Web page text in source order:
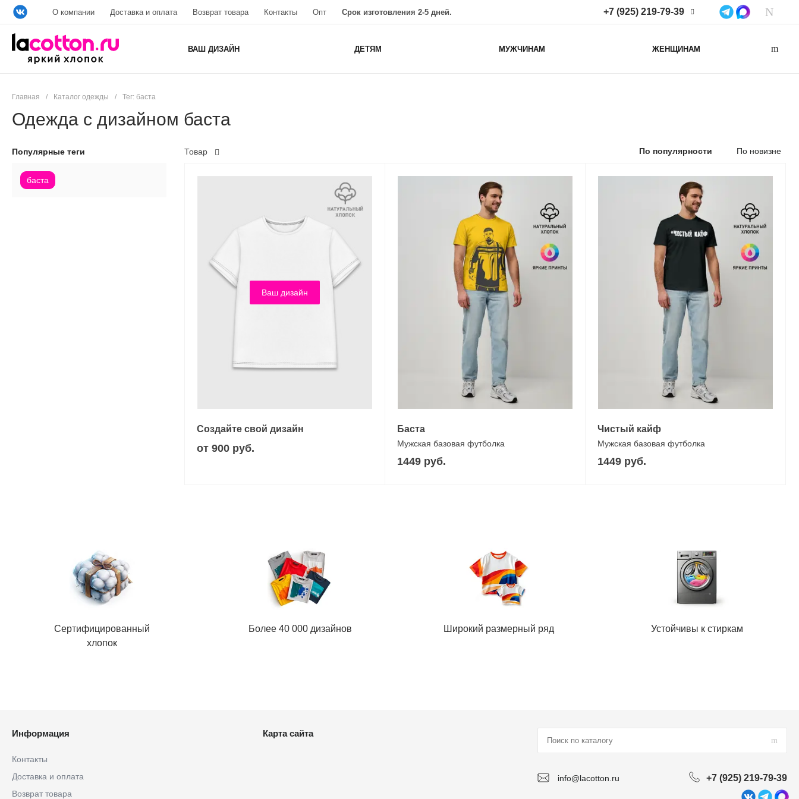
О компании Доставка и оплата Возврат товара Контакты Опт Срок изготовления 2-5 дней. +7 (925) 219-79-39
Нижегородская область,
ВАШ ДИЗАЙН ДЕТЯМ МУЖЧИНАМ ЖЕНЩИНАМ
Главная / Каталог одежды / Тег: баста
Одежда с дизайном баста
Популярные теги
баста
Товар По популярности По новизне
Ваш дизайн
Создайте свой дизайн
от 900 руб.
Баста
Мужская базовая футболка
1449 руб.
Чистый кайф
Мужская базовая футболка
1449 руб.
Сертифицированный
хлопок
Более 40 000 дизайнов Широкий размерный ряд Устойчивы к стиркам
Информация
Контакты
Доставка и оплата
Возврат товара
Карта сайта
info@lacotton.ru +7 (925) 219-79-39